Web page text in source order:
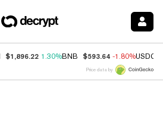
$1,896.22 1.30%BNB $593.64 -1.80%USDC
Price data by